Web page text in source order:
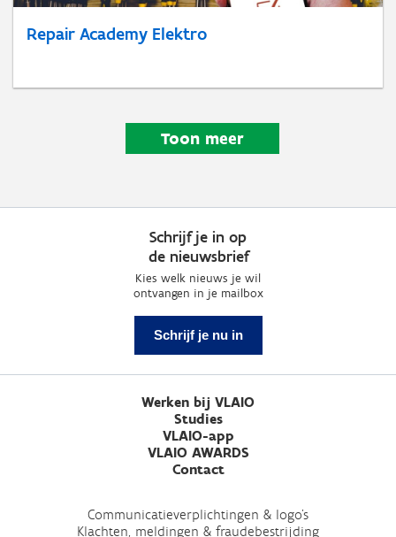
Repair Academy Elektro
Toon meer
Schrijf je in op
de nieuwsbrief
Kies welk nieuws je wil
ontvangen in je mailbox
Schrijf je nu in
Werken bij VLAIO
Studies
VLAIO-app
VLAIO AWARDS
Contact
Communicatieverplichtingen & logo's
Klachten, meldingen & fraudebestrijding